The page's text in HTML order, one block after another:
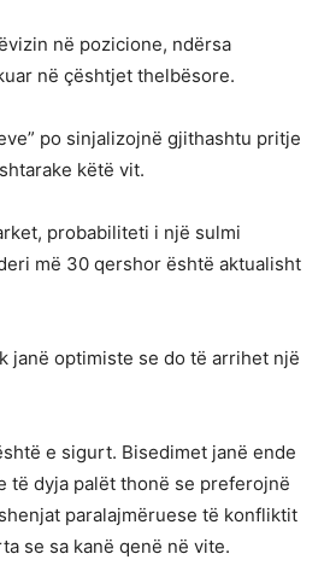
në pozicione, ndërsa
në çështjet thelbësore.
po sinjalizojnë gjithashtu pritje
këtë vit.
probabiliteti i një sulmi
më 30 qershor është aktualisht
janë optimiste se do të arrihet një
e sigurt. Bisedimet janë ende
të dyja palët thonë se preferojnë
paralajmëruese të konfliktit
se sa kanë qenë në vite.